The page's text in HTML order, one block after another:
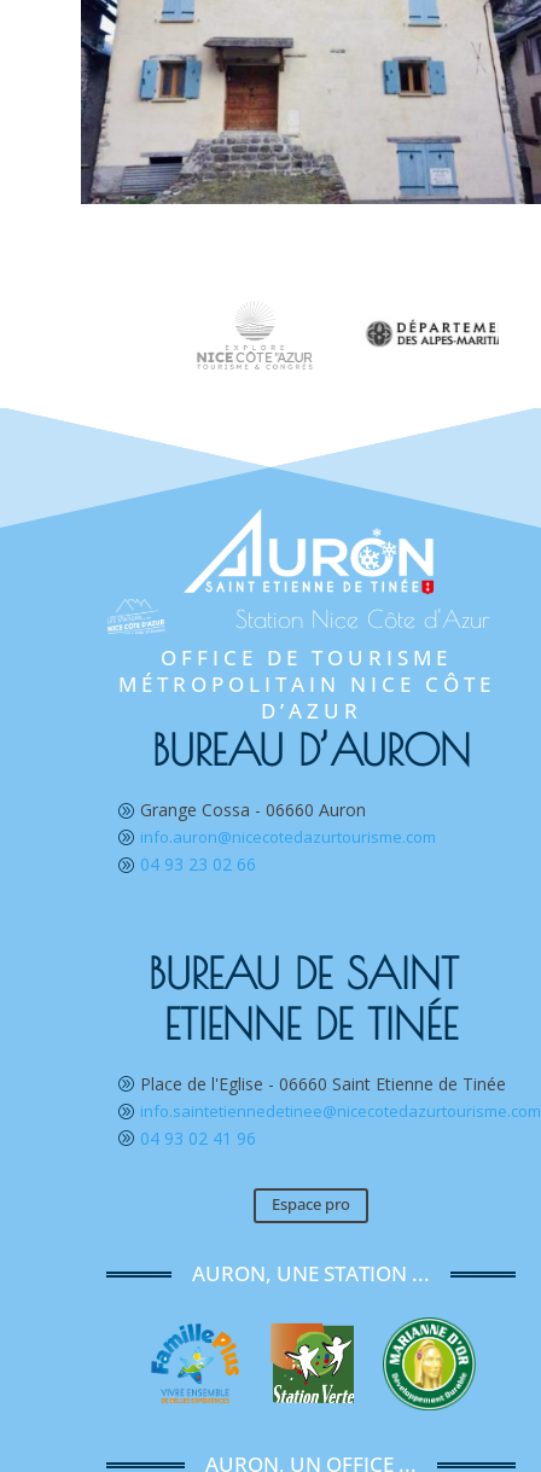
Station Nice Côte d'Azur
OFFICE DE TOURISME
MÉTROPOLITAIN NICE CÔTE
D’AZUR
BUREAU D’AURON
A Grange Cossa - 06660 Auron
A info.auron@nicecotedazurtourisme.com
A 04 93 23 02 66
BUREAU DE SAINT
ETIENNE DE TINÉE
A Place de l'Eglise - 06660 Saint Etienne de Tinée
A info.saintetiennedetinee@nicecotedazurtourisme.com
A 04 93 02 41 96
Espace pro
AURON, UNE STATION ...
AURON, UN OFFICE ...